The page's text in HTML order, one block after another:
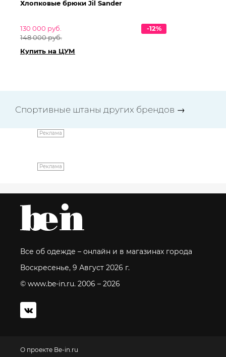
Хлопковые брюки Jil Sander
130 000 руб.
148 000 руб.
-12%
Купить на ЦУМ
Спортивные штаны других брендов →
Реклама
Реклама
Все об одежде – онлайн и в магазинах города
Воскресенье, 9 Август 2026 г.
© www.be-in.ru. 2006 – 2026
О проекте Be-in.ru